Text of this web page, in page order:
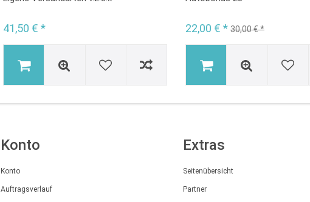
41,50 € * 22,00 € * 30,00 € *
Konto
Konto
Auftragsverlauf
Extras
Seitenübersicht
Partner